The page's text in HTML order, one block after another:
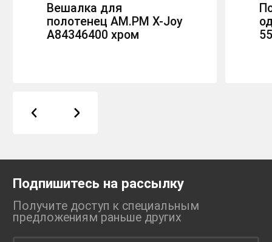
Вешалка для
полотенец AM.PM X-Joy
A84346400 хром
Подпишитесь на рассылку
Получите доступ к специальным
предложениям раньше других